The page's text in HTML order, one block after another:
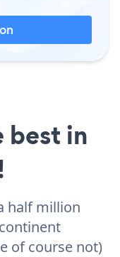
best in
half million
of course not)